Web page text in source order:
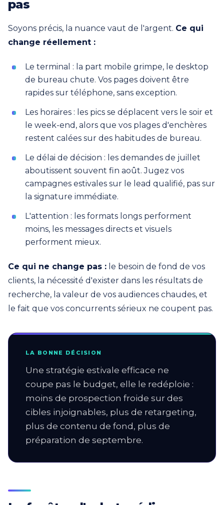
pas
Soyons précis, la nuance vaut de l'argent. Ce qui
change réellement :
Le terminal : la part mobile grimpe, le desktop
de bureau chute. Vos pages doivent être
rapides sur téléphone, sans exception.
Les horaires : les pics se déplacent vers le soir et
le week-end, alors que vos plages d'enchères
restent calées sur des habitudes de bureau.
Le délai de décision : les demandes de juillet
aboutissent souvent fin août. Jugez vos
campagnes estivales sur le lead qualifié, pas sur
la signature immédiate.
L'attention : les formats longs performent
moins, les messages directs et visuels
performent mieux.
Ce qui ne change pas : le besoin de fond de vos
clients, la nécessité d'exister dans les résultats de
recherche, la valeur de vos audiences chaudes, et
le fait que vos concurrents sérieux ne coupent pas.
LA BONNE DÉCISION
Une stratégie estivale efficace ne
coupe pas le budget, elle le redéploie :
moins de prospection froide sur des
cibles injoignables, plus de retargeting,
plus de contenu de fond, plus de
préparation de septembre.